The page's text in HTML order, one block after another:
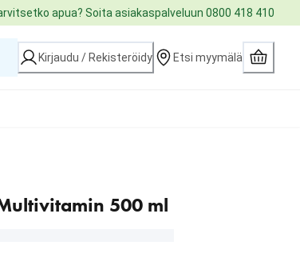
apua? Soita asiakaspalveluun 0800 418 410
Kirjaudu / Rekisteröidy Etsi myymälä
500 ml